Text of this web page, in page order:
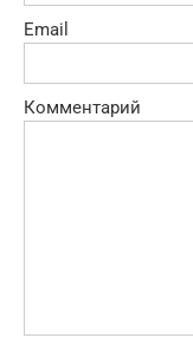
Email
Комментарий